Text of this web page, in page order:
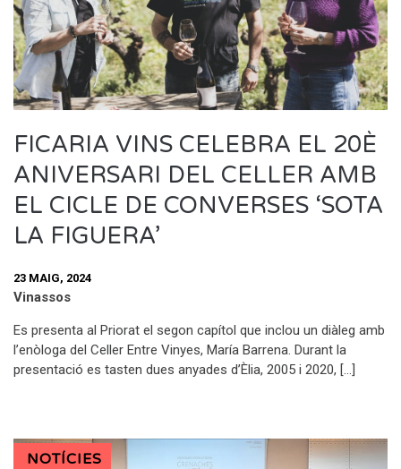
FICARIA VINS CELEBRA EL 20È
ANIVERSARI DEL CELLER AMB
EL CICLE DE CONVERSES ‘SOTA
LA FIGUERA’
23 MAIG, 2024
Vinassos
Es presenta al Priorat el segon capítol que inclou un diàleg amb
l’enòloga del Celler Entre Vinyes, María Barrena. Durant la
presentació es tasten dues anyades d’Èlia, 2005 i 2020, […]
NOTÍCIES